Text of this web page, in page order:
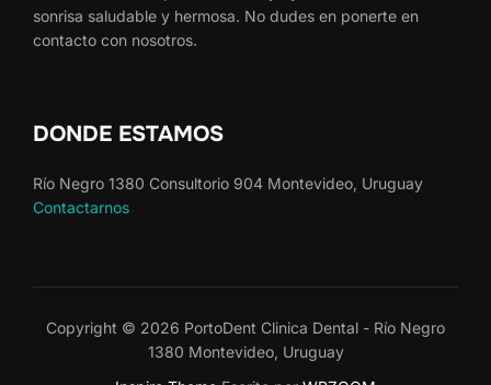
sonrisa saludable y hermosa. No dudes en ponerte en
contacto con nosotros.
DONDE ESTAMOS
Río Negro 1380 Consultorio 904 Montevideo, Uruguay
Contactarnos
Copyright © 2026 PortoDent Clinica Dental - Río Negro
1380 Montevideo, Uruguay